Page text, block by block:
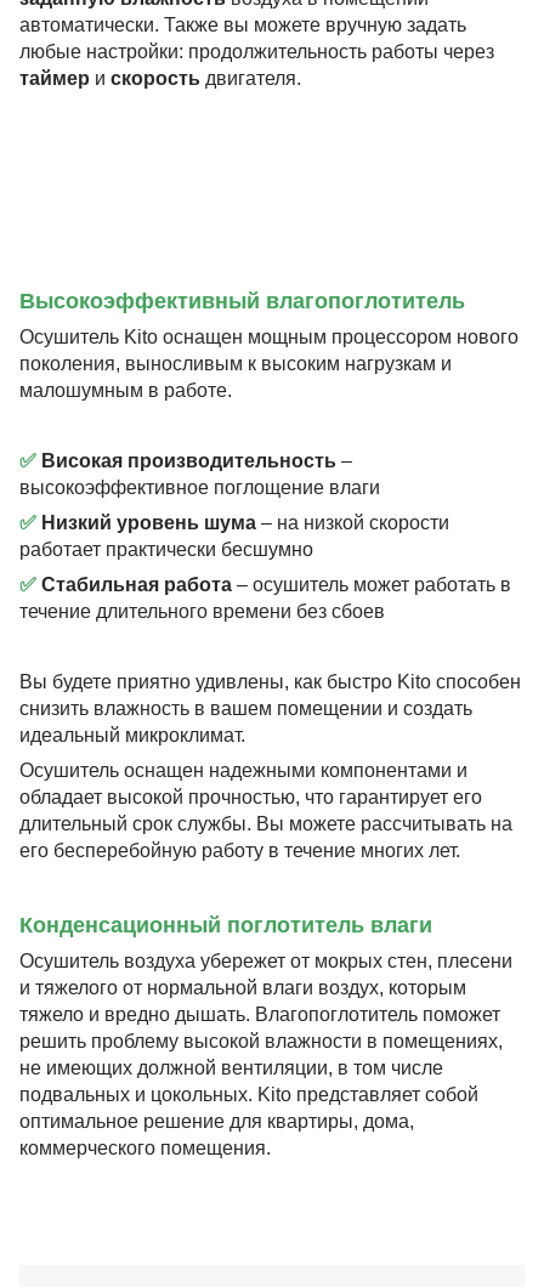
автоматически. Также вы можете вручную задать
любые настройки: продолжительность работы через
таймер и скорость двигателя.
Высокоэффективный влагопоглотитель
Осушитель Kito оснащен мощным процессором нового
поколения, выносливым к высоким нагрузкам и
малошумным в работе.
✅ Високая производительность –
высокоэффективное поглощение влаги
✅ Низкий уровень шума – на низкой скорости
работает практически бесшумно
✅ Стабильная работа – осушитель может работать в
течение длительного времени без сбоев
Вы будете приятно удивлены, как быстро Kito способен
снизить влажность в вашем помещении и создать
идеальный микроклимат.
Осушитель оснащен надежными компонентами и
обладает высокой прочностью, что гарантирует его
длительный срок службы. Вы можете рассчитывать на
его бесперебойную работу в течение многих лет.
Конденсационный поглотитель влаги
Осушитель воздуха убережет от мокрых стен, плесени
и тяжелого от нормальной влаги воздух, которым
тяжело и вредно дышать. Влагопоглотитель поможет
решить проблему высокой влажности в помещениях,
не имеющих должной вентиляции, в том числе
подвальных и цокольных. Kito представляет собой
оптимальное решение для квартиры, дома,
коммерческого помещения.